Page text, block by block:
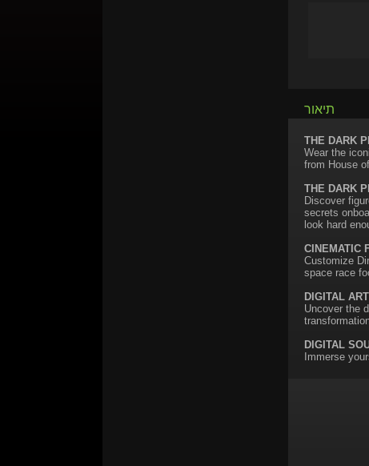
תיאור
THE DARK
Wear the
from House
THE DARK
Discover
secrets
look hard
CINEMATIC
Customize
space race
DIGITAL
Uncover the
DIGITAL
Immerse